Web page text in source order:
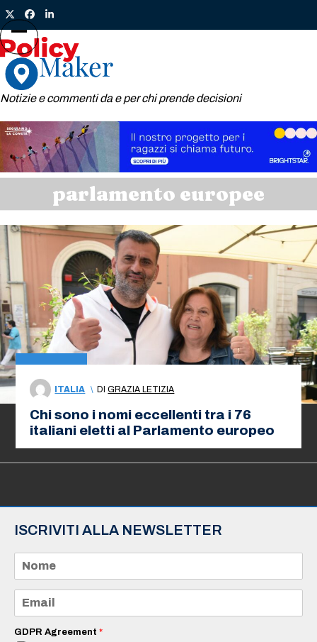
Skip
to
content
TwitterFacebook
LinkedIn
Notizie e commenti da e per chi prende decisioni
Open
mobile
menu
Close
mobile
menu
parlamento europee
ITALIA \ DIGRAZIA LETIZIA
Chi sono i nomi eccellenti tra i 76
italiani eletti al Parlamento europeo
ISCRIVITI ALLA NEWSLETTER
m
e
a
iGDPR Agreement *